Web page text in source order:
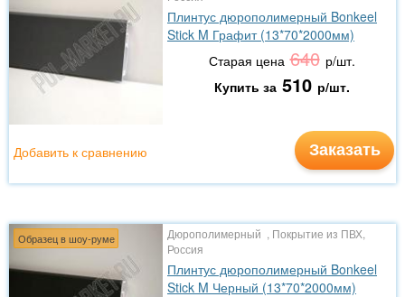
Плинтус дюрополимерный Bonkeel
Stick M Графит (13*70*2000мм)
Старая цена 640 р/шт.
Купить за 510 р/шт.
Заказать
Добавить к сравнению
Образец в шоу-руме
Дюрополимерный , Покрытие из ПВХ,
Россия
Плинтус дюрополимерный Bonkeel
Stick M Черный (13*70*2000мм)